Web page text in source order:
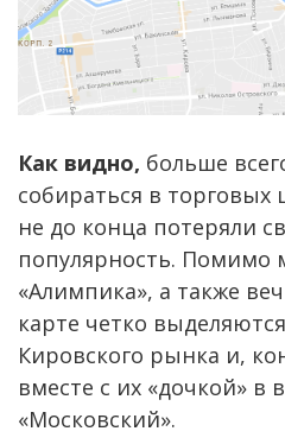
Как видно, больше
собираться в
не до конца потеряли
популярность. Помимо
«Алимпика», а также
карте четко
Кировского рынка и,
вместе с их «дочкой» в
«Московский».